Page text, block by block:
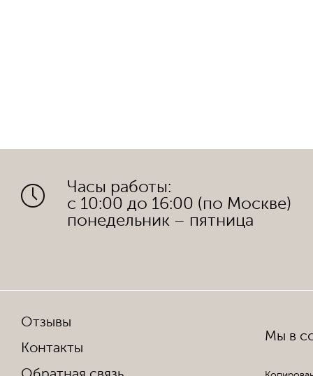
Часы работы:
с 10:00 до 16:00 (по Москве)
понедельник – пятница
Отзывы
Контакты
Мы в